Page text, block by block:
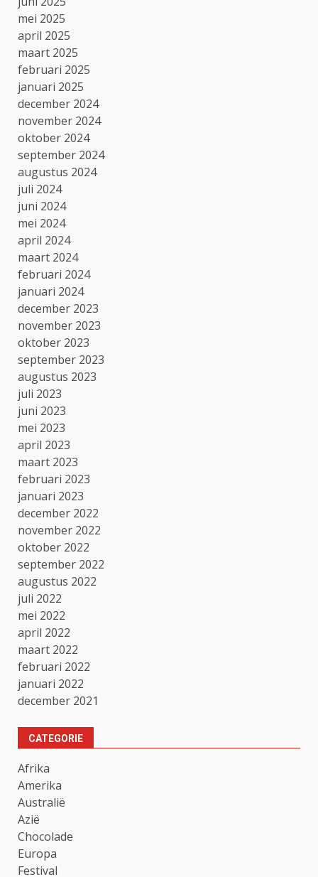
mei 2025
april 2025
maart 2025
februari 2025
januari 2025
december 2024
november 2024
oktober 2024
september 2024
augustus 2024
juli 2024
juni 2024
mei 2024
april 2024
maart 2024
februari 2024
januari 2024
december 2023
november 2023
oktober 2023
september 2023
augustus 2023
juli 2023
juni 2023
mei 2023
april 2023
maart 2023
februari 2023
januari 2023
december 2022
november 2022
oktober 2022
september 2022
augustus 2022
juli 2022
mei 2022
april 2022
maart 2022
februari 2022
januari 2022
december 2021
CATEGORIE
Afrika
Amerika
Australië
Azië
Chocolade
Europa
Festival